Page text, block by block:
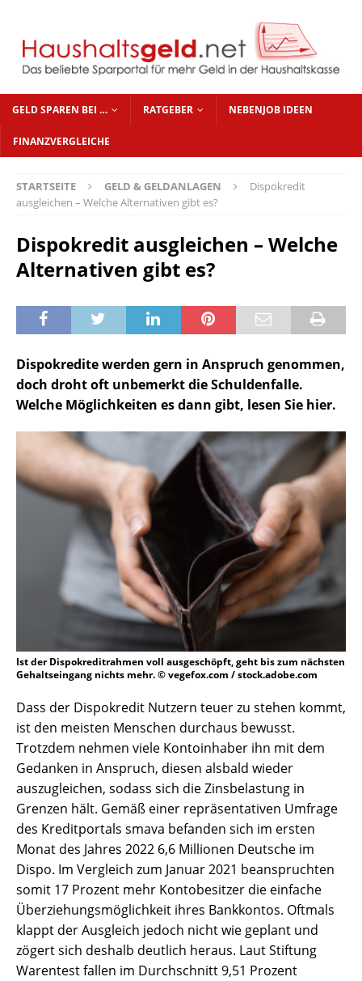
GELD SPAREN BEI … RATGEBER NEBENJOB IDEEN
FINANZVERGLEICHE
STARTSEITE GELD & GELDANLAGEN
Dispokredit
ausgleichen – Welche Alternativen gibt es?
Dispokredit ausgleichen – Welche
Alternativen gibt es?
Dispokredite werden gern in Anspruch genommen,
doch droht oft unbemerkt die Schuldenfalle.
Welche Möglichkeiten es dann gibt, lesen Sie hier.
Ist der Dispokreditrahmen voll ausgeschöpft, geht bis zum nächsten
Gehaltseingang nichts mehr. © vegefox.com / stock.adobe.com
Dass der Dispokredit Nutzern teuer zu stehen kommt,
ist den meisten Menschen durchaus bewusst.
Trotzdem nehmen viele Kontoinhaber ihn mit dem
Gedanken in Anspruch, diesen alsbald wieder
auszugleichen, sodass sich die Zinsbelastung in
Grenzen hält. Gemäß einer repräsentativen Umfrage
des Kreditportals smava befanden sich im ersten
Monat des Jahres 2022 6,6 Millionen Deutsche im
Dispo. Im Vergleich zum Januar 2021 beanspruchten
somit 17 Prozent mehr Kontobesitzer die einfache
Überziehungsmöglichkeit ihres Bankkontos. Oftmals
klappt der Ausgleich jedoch nicht wie geplant und
zögert sich deshalb deutlich heraus. Laut Stiftung
Warentest fallen im Durchschnitt 9,51 Prozent